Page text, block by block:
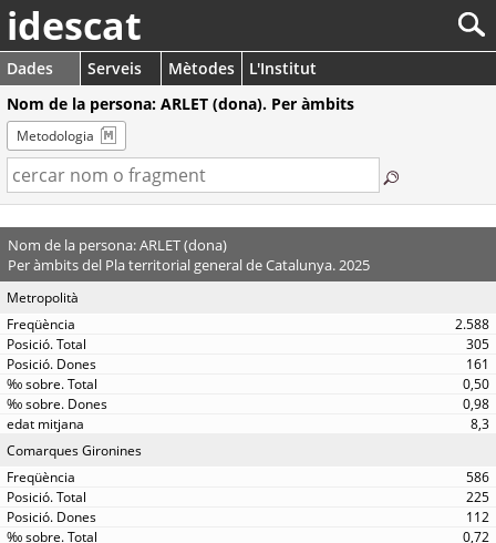
idescat
Dades Serveis Mètodes
L'Institut
Nom de la persona: ARLET (dona). Per àmbits
Metodologia
Nom de la persona: ARLET (dona)
Per àmbits del Pla territorial general de Catalunya. 2025
Metropolità
2.588
305
161
0,50
0,98
8,3
Comarques Gironines
586
225
112
0,72